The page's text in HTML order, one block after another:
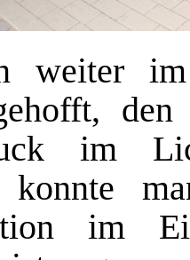
weiter
den
im
konnte
im